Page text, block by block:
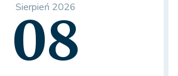
Sierpień 2026
08